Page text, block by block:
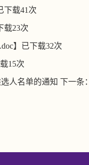
下载41 次
载23次
】已下载32次
15次
人名单的通知 下一条：